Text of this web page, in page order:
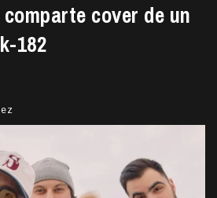
cover de un
182